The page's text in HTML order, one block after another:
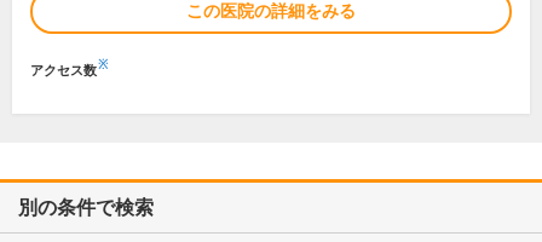
この医院の詳細をみる
アクセス数※
別の条件で検索